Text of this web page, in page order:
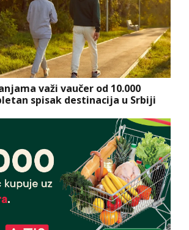
važi vaučer od 10.000
spisak destinacija u Srbiji